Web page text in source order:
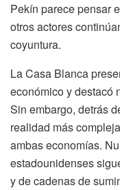
Pekín parece pensar
otros actores
coyuntura.
La Casa Blanca
económico y destacó
Sin embargo, detrás
realidad más
ambas economías.
estadounidenses
y de cadenas de